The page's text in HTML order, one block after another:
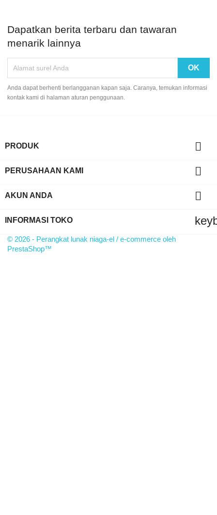
Dapatkan berita terbaru dan tawaran
menarik lainnya
Anda dapat berhenti berlangganan kapan saja. Caranya, temukan informasi
kontak kami di halaman aturan penggunaan.
PRODUK 
PERUSAHAAN KAMI 
AKUN ANDA 
INFORMASI TOKO
© 2026 - Perangkat lunak niaga-el / e-commerce oleh
PrestaShop™